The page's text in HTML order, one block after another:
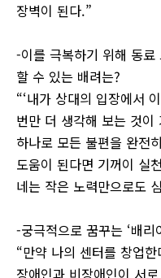
장벽이 된다.”
-이를 극복하기 위해 동
할 수 있는 배려는?
“‘내가 상대의 입장에서
번만 더 생각해 보는 것
하나로 모든 불편을 완전
도움이 된다면 기꺼이 실
네는 작은 노력만으로도
-궁극적으로 꿈꾸는 ‘배
“만약 나의 센터를 창업